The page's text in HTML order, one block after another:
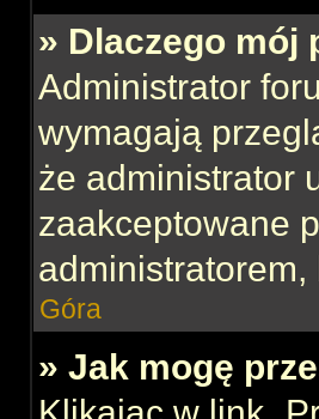
» Dlaczego mój
Administrator
wymagają
że administrator
zaakceptowane
administratorem,
Góra
» Jak mogę